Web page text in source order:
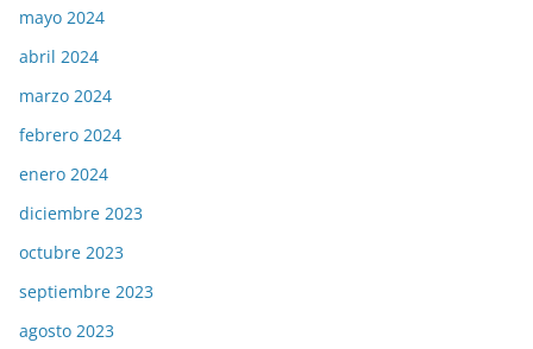
mayo 2024
abril 2024
marzo 2024
febrero 2024
enero 2024
diciembre 2023
octubre 2023
septiembre 2023
agosto 2023